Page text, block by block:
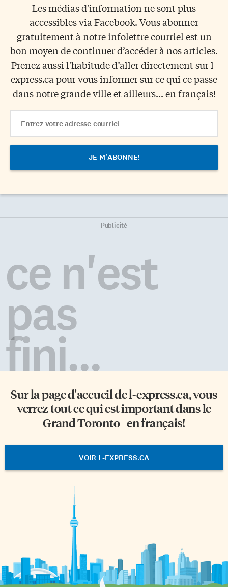
Les médias d'information ne sont plus
accessibles via Facebook. Vous abonner
gratuitement à notre infolettre courriel est un
bon moyen de continuer d’accéder à nos articles.
Prenez aussi l'habitude d’aller directement sur l-
express.ca pour vous informer sur ce qui ce passe
dans notre grande ville et ailleurs... en français!
Address
Publicité
ce n'est
pas
fini...
Sur la page d'accueil del-express.ca, vous
verrez tout ce qui est important dans le
Grand Toronto - en français!
VOIR L-EXPRESS.CA